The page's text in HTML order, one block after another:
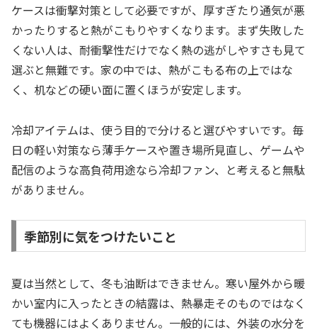
ケースは衝撃対策として必要ですが、厚すぎたり通気が悪
かったりすると熱がこもりやすくなります。まず失敗した
くない人は、耐衝撃性だけでなく熱の逃がしやすさも見て
選ぶと無難です。家の中では、熱がこもる布の上ではな
く、机などの硬い面に置くほうが安定します。
冷却アイテムは、使う目的で分けると選びやすいです。毎
日の軽い対策なら薄手ケースや置き場所見直し、ゲームや
配信のような高負荷用途なら冷却ファン、と考えると無駄
がありません。
季節別に気をつけたいこと
夏は当然として、冬も油断はできません。寒い屋外から暖
かい室内に入ったときの結露は、熱暴走そのものではなく
ても機器にはよくありません。一般的には、外装の水分を